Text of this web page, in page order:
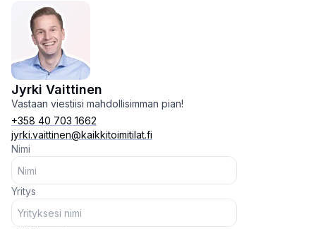
Jyrki Vaittinen
Vastaan viestiisi mahdollisimman pian!
+358 40 703 1662
jyrki.vaittinen@kaikkitoimitilat.fi
Nimi
Yritys